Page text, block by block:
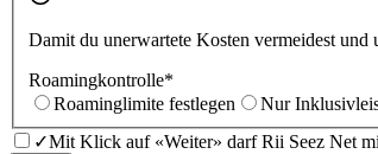
Damit du unerwartete Kosten vermeidest
Roamingkontrolle*
Roaminglimite festlegen
Nur
✓Mit Klick auf «Weiter» darf Rii Seez Net